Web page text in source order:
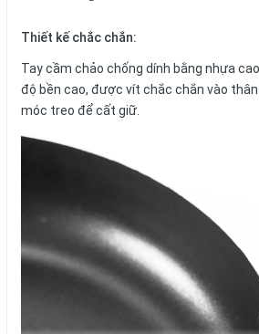
Thiết kế chắc chắn:
Tay cầm chảo chống dính bằng nhựa
độ bền cao, được vít chắc chắn vào
móc treo để cất giữ.